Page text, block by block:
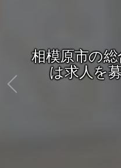
相模原市の総
は求人を